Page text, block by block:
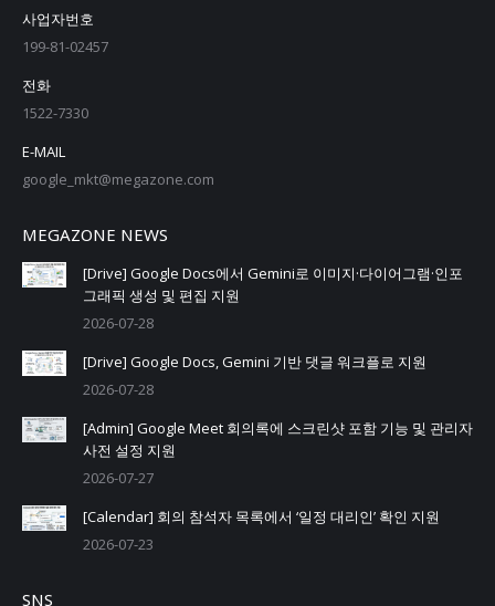
사업자번호
199-81-02457
전화
1522-7330
E-MAIL
google_mkt@megazone.com
MEGAZONE NEWS
[Drive] Google Docs에서 Gemini로 이미지·다이어그램·인포
그래픽 생성 및 편집 지원
2026-07-28
[Drive] Google Docs, Gemini 기반 댓글 워크플로 지원
2026-07-28
[Admin] Google Meet 회의록에 스크린샷 포함 기능 및 관리자
사전 설정 지원
2026-07-27
[Calendar] 회의 참석자 목록에서 ‘일정 대리인’ 확인 지원
2026-07-23
SNS